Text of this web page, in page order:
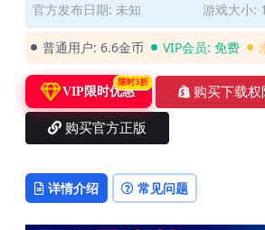
官方发布日期: 未知
游戏大小:
普通用户: 6.6金币 VIP会员: 免费
VIP限时优惠
限时3折
购买下载权
购买官方正版
详情介绍 常见问题